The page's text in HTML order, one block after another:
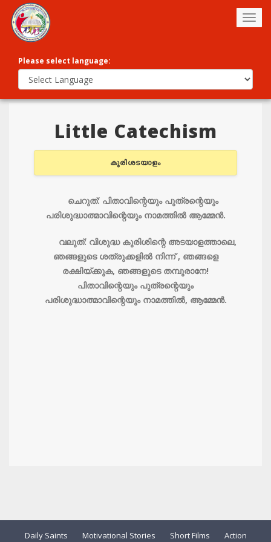
Please select language:
Little Catechism
കുരിശടയാളം
ചെറുത്: പിതാവിന്റെയും പുത്രന്റെയും
പരിശുദ്ധാത്മാവിന്റെയും നാമത്തില്‍ ആമ്മേന്‍.
വലുത്: വിശുദ്ധ കുരിശിന്റെ അടയാളത്താലെ,
ഞങ്ങളുടെ ശത്രുക്കളില്‍ നിന്ന് , ഞങ്ങളെ
രക്ഷിയ്ക്കുക, ഞങ്ങളുടെ തമ്പുരാനേ!
പിതാവിന്റെയും പുത്രന്റെയും
പരിശുദ്ധാത്മാവിന്റെയും നാമത്തില്‍, ആമ്മേന്‍.
Daily Saints Motivational Stories Short Films Action